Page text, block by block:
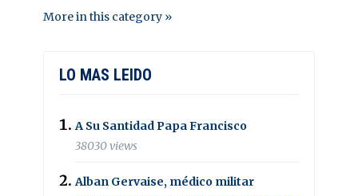
More in this category »
LO MAS LEIDO
A Su Santidad Papa Francisco
38030 views
Alban Gervaise, médico militar